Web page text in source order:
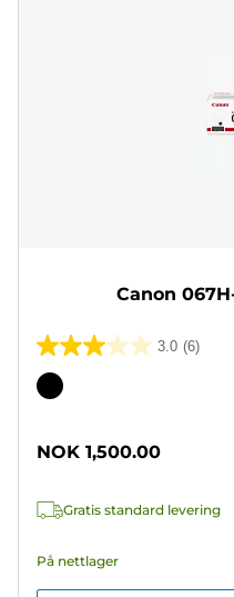
Canon
3.0 (6)
3.0
av
6
Fargekassett
NOK 1,500.00
Gratis standard levering
På nettlager